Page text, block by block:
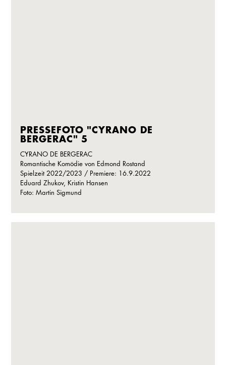
PRESSEFOTO "CYRANO DE
BERGERAC" 5
CYRANO DE BERGERAC
Romantische Komödie von Edmond Rostand
Spielzeit 2022/2023 / Premiere: 16.9.2022
Eduard Zhukov, Kristin Hansen
Foto: Martin Sigmund